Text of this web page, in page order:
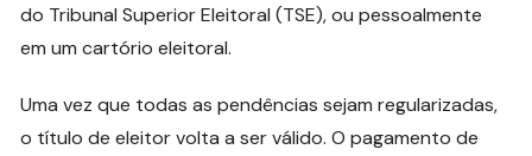
do Tribunal Superior Eleitoral (TSE), ou pessoalmente
em um cartório eleitoral.
Uma vez que todas as pendências sejam regularizadas,
o título de eleitor volta a ser válido. O pagamento de